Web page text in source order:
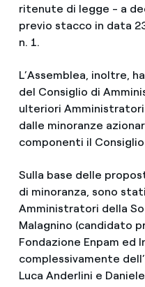
ritenute di legge - a
previo stacco in data
n. 1.
L’Assemblea, inoltre,
del Consiglio di
ulteriori
dalle minoranze
componenti il
Sulla base delle
di minoranza, sono
Amministratori della
Malagnino (candidato
Fondazione Enpam ed
complessivamente
Luca Anderlini e